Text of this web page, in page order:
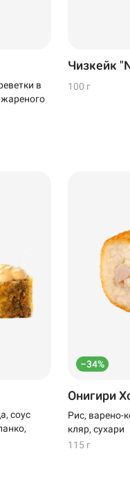
в
Чизкейк
100 г
соус
–34%
Онигири
Рис, варено-
кляр, сухари
115 г